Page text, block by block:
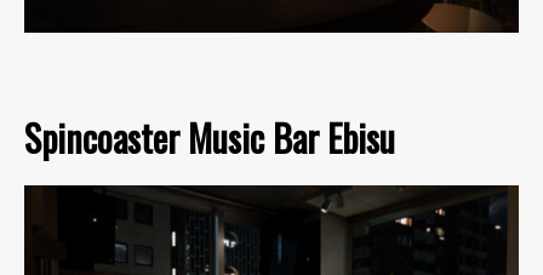
Spincoaster Music Bar Ebisu